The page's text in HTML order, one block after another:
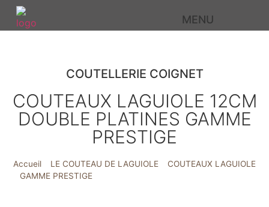
MENU
COUTELLERIE COIGNET
COUTEAUX LAGUIOLE 12CM
DOUBLE PLATINES GAMME
PRESTIGE
Accueil LE COUTEAU DE LAGUIOLE
COUTEAUX LAGUIOLE
GAMME PRESTIGE